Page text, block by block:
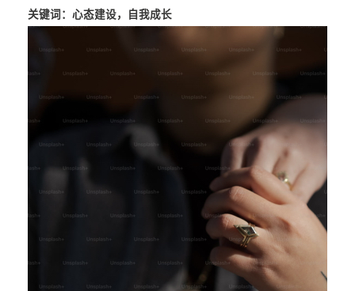
关键词：心态建设，自我成长